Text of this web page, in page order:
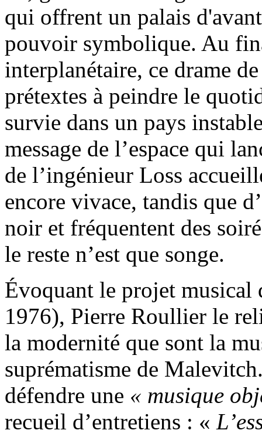
qui offrent un palais
pouvoir symbolique. Au
interplanétaire, ce drame
prétextes à peindre le
survie dans un pays
message de l’espace qui
de l’ingénieur Loss
encore vivace, tandis que
noir et fréquentent des
le reste n’est que songe.
Évoquant le projet
1976), Pierre Roullier le
la modernité que sont la
suprématisme de
défendre une « musique
recueil d’entretiens : «